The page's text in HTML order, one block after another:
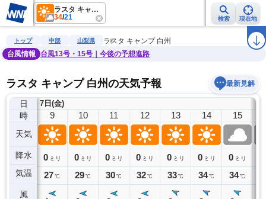
ラスタ キャンプ 白州
34/21 検索 現在地
雨雲レーダー 台風情報 地震情報 警報・注意報 ラ
トップ 中部 山梨県
ラスタ キャンプ 白州
台風情報
台風13号・15号｜今後の予想進路
ラスタ キャンプ 白州の天気予報 最新見解
日
時
天気
降水
気温
風
7日(金)
8
0ミリ
25℃
9
0 ミリ
27℃
10
0 ミリ
29℃
11
0 ミリ
30℃
12
0 ミリ
32℃
13
0 ミリ
33℃
14
0 ミリ
34℃
15
0 ミリ
34℃